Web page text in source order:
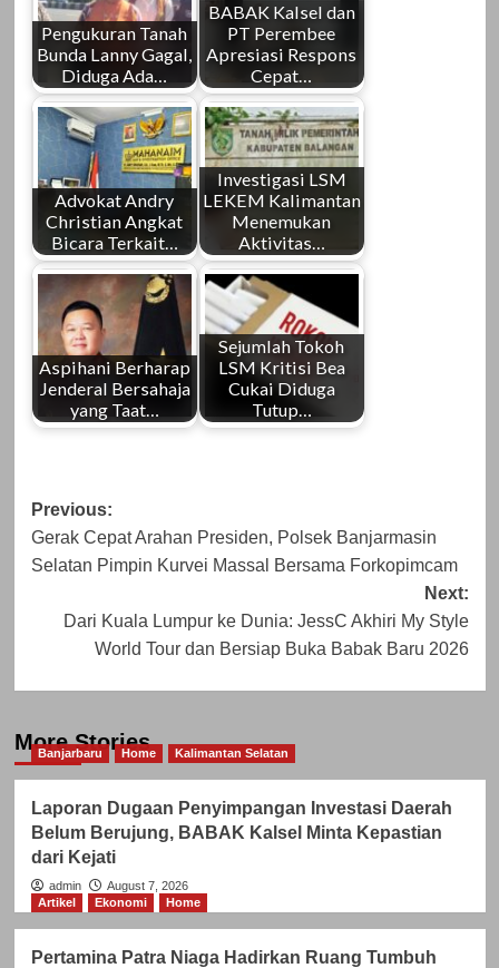
Pengukuran Tanah
Bunda Lanny Gagal,
Diduga Ada…
BABAK Kalsel dan
PT Perembee
Apresiasi Respons
Cepat…
Advokat Andry
Christian Angkat
Bicara Terkait…
Investigasi LSM
LEKEM Kalimantan
Menemukan
Aktivitas…
Aspihani Berharap
Jenderal Bersahaja
yang Taat…
Sejumlah Tokoh
LSM Kritisi Bea
Cukai Diduga
Tutup…
Post
navigation
Previous:
Gerak Cepat Arahan Presiden, Polsek Banjarmasin
Selatan Pimpin Kurvei Massal Bersama Forkopimcam
Next:
Dari Kuala Lumpur ke Dunia: JessC Akhiri My Style
World Tour dan Bersiap Buka Babak Baru 2026
More Stories
Banjarbaru Home Kalimantan Selatan
Laporan Dugaan Penyimpangan Investasi Daerah
Belum Berujung, BABAK Kalsel Minta Kepastian
dari Kejati
admin
August 7, 2026
Artikel
Ekonomi Home
Pertamina Patra Niaga Hadirkan Ruang Tumbuh